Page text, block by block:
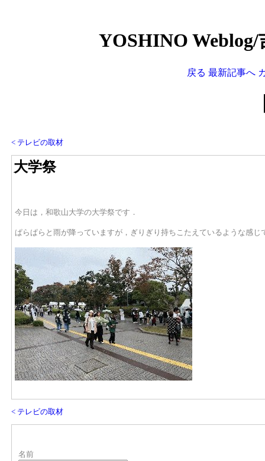
YOSHINO
戻る 最新記事へ
< テレビの取材
大学祭
今日は，和歌山大学の大学祭です．
ぱらぱらと雨が降っていますが，ぎりぎり持ちこたえているような感じ
< テレビの取材
名前